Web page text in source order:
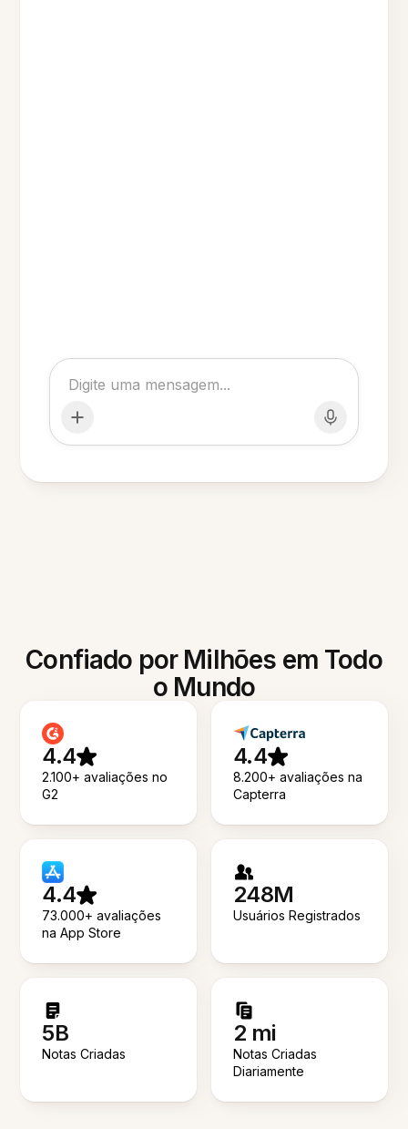
Confiado por Milhões em Todo
o Mundo
4.4
2.100+ avaliações no
G2
4.4
8.200+ avaliações na
Capterra
4.4
73.000+ avaliações
na App Store
248M
Usuários Registrados
5B
Notas Criadas
2 mi
Notas Criadas
Diariamente